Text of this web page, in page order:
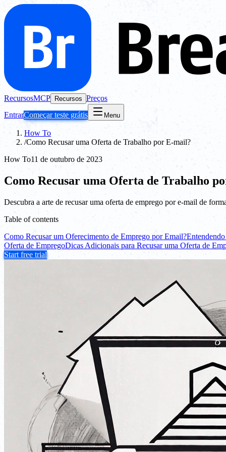
RecursosMCP Recursos Preços
EntrarComeçar teste grátis Menu
How To
/Como Recusar uma Oferta de Trabalho por E-mail?
How To11 de outubro de 2023
Como Recusar uma Oferta de Trabalho
Descubra a arte de recusar uma oferta de emprego por e-mail de
Table of contents
Como Recusar um Oferecimento de Emprego por Email?
Oferta de EmpregoDicas Adicionais para Recusar uma Oferta de
Start free trial